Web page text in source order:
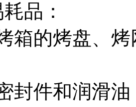
品：
箱的烤盘、
封件和润滑